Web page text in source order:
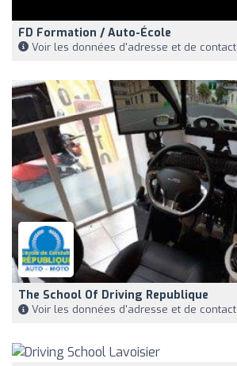
FD Formation / Auto-École
Voir les données d'adresse et de contact
The School Of Driving Republique
Voir les données d'adresse et de contact